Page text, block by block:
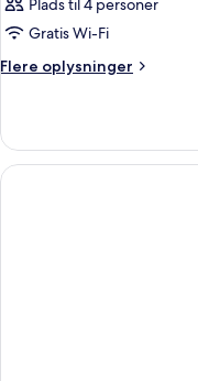
Plads til 4 personer
Gratis Wi-Fi
Flere oplysninger
Flere